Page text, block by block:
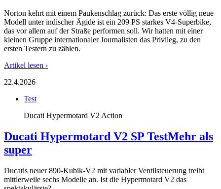
Norton kehrt mit einem Paukenschlag zurück: Das erste völlig neue
Modell unter indischer Ägide ist ein 209 PS starkes V4-Superbike,
das vor allem auf der Straße performen soll. Wir hatten mit einer
kleinen Gruppe internationaler Journalisten das Privileg, zu den
ersten Testern zu zählen.
Artikel lesen ›
22.4.2026
Test
Ducati Hypermotard V2 Action
Ducati Hypermotard V2 SP TestMehr als
super
Ducatis neuer 890-Kubik-V2 mit variabler Ventilsteuerung treibt
mittlerweile sechs Modelle an. Ist die Hypermotard V2 das